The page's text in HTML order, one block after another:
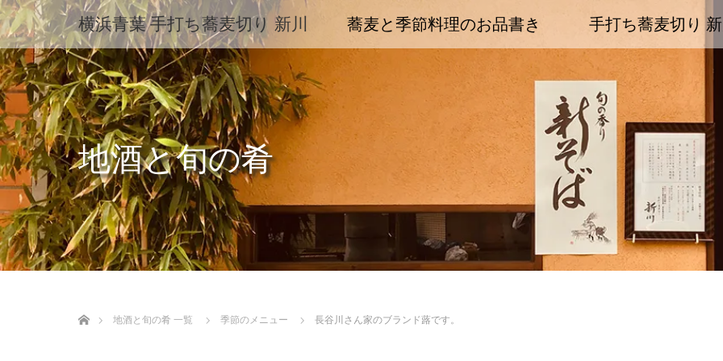
横浜青葉 手打ち蕎麦切り 新川 蕎麦と季節料理のお品書き 手打ち蕎麦切り
地酒と旬の肴
地酒と旬の肴 一覧
季節のメニュー 長谷川さん家のブランド蕗です。